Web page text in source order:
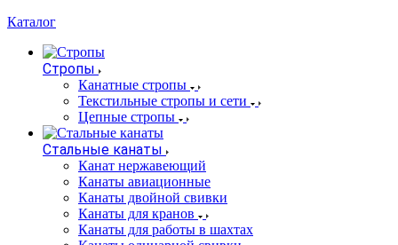
Каталог
Стропы
Канатные стропы
Текстильные стропы и сети
Цепные стропы
Стальные канаты
Канат нержавеющий
Канаты авиационные
Канаты двойной свивки
Канаты для кранов
Канаты для работы в шахтах